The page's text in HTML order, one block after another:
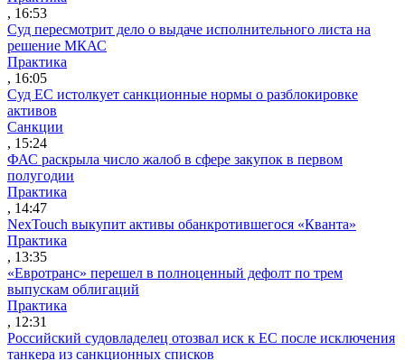
, 16:53
Суд пересмотрит дело о выдаче исполнительного листа на
решение МКАС
Практика
, 16:05
Суд ЕС истолкует санкционные нормы о разблокировке
активов
Санкции
, 15:24
ФАС раскрыла число жалоб в сфере закупок в первом
полугодии
Практика
, 14:47
NexTouch выкупит активы обанкротившегося «Кванта»
Практика
, 13:35
«Евротранс» перешел в полноценный дефолт по трем
выпускам облигаций
Практика
, 12:31
Российский судовладелец отозвал иск к ЕС после исключения
танкера из санкционных списков